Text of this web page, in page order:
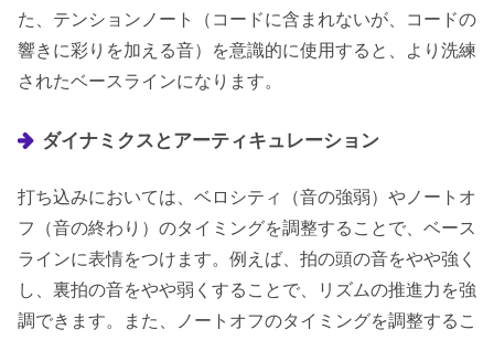
た、テンションノート（コードに含まれないが、コードの
響きに彩りを加える音）を意識的に使用すると、より洗練
されたベースラインになります。
ダイナミクスとアーティキュレーション
打ち込みにおいては、ベロシティ（音の強弱）やノートオ
フ（音の終わり）のタイミングを調整することで、ベース
ラインに表情をつけます。例えば、拍の頭の音をやや強く
し、裏拍の音をやや弱くすることで、リズムの推進力を強
調できます。また、ノートオフのタイミングを調整するこ